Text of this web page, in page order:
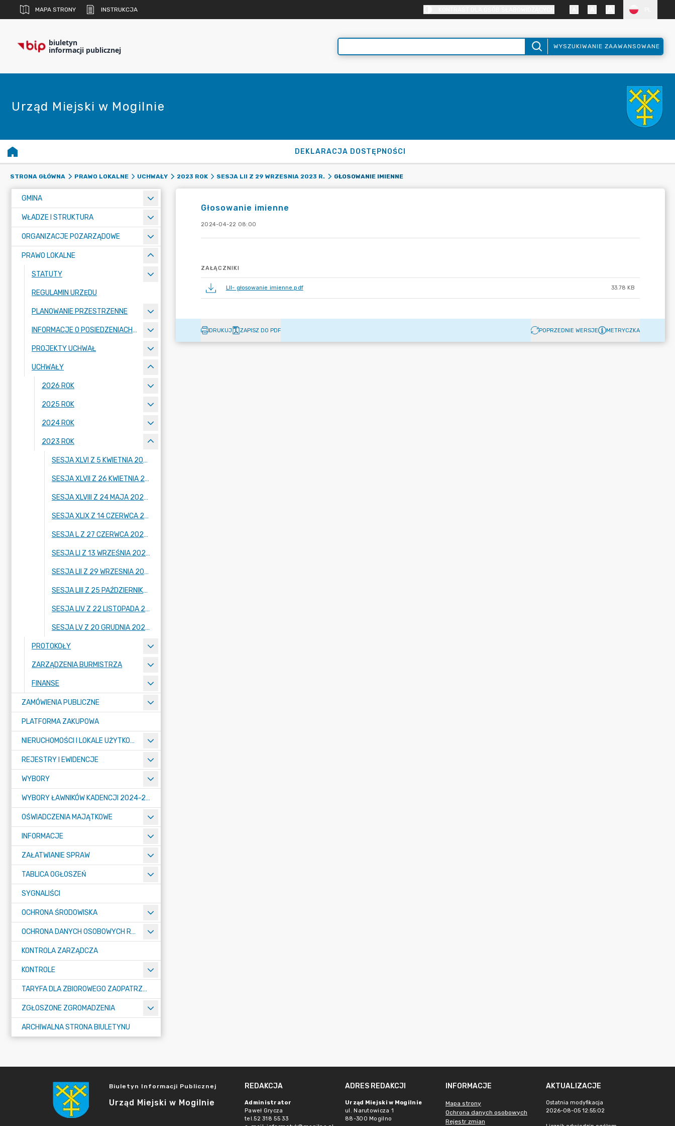
MAPA STRONY INSTRUKCJA
biuletyn
informacji publicznej WYSZUKIWANIE ZAAWANSOWANE
Urząd Miejski w Mogilnie
DEKLARACJA DOSTĘPNOŚCI
STRONA GŁÓWNA PRAWO LOKALNE UCHWAŁY 2023 ROK SESJA LII Z 29 WRZESNIA 2023 R. GŁOSOWANIE IMIENNE
GMINA
WŁADZE I STRUKTURA
ORGANIZACJE POZARZĄDOWE
PRAWO LOKALNE
STATUTY
REGULAMIN URZĘDU
PLANOWANIE PRZESTRZENNE
INFORMACJE O POSIEDZENIACH KOMISJI
PROJEKTY UCHWAŁ
UCHWAŁY
2026 ROK
2025 ROK
2024 ROK
2023 ROK
SESJA XLVI Z 5 KWIETNIA 2023 R.
SESJA XLVII Z 26 KWIETNIA 2023 R.
SESJA XLVIII Z 24 MAJA 2023 R.
SESJA XLIX Z 14 CZERWCA 2023 R.
SESJA L Z 27 CZERWCA 2023 R.
SESJA LI Z 13 WRZEŚNIA 2023 R.
SESJA LII Z 29 WRZESNIA 2023 R.
SESJA LIII Z 25 PAŹDZIERNIKA 2023 R.
SESJA LIV Z 22 LISTOPADA 2023 R.
SESJA LV Z 20 GRUDNIA 2023 R.
PROTOKOŁY
ZARZĄDZENIA BURMISTRZA
FINANSE
ZAMÓWIENIA PUBLICZNE
PLATFORMA ZAKUPOWA
NIERUCHOMOŚCI I LOKALE UŻYTKOWE
REJESTRY I EWIDENCJE
WYBORY
WYBORY ŁAWNIKÓW KADENCJI 2024-2027
OŚWIADCZENIA MAJĄTKOWE
INFORMACJE
ZAŁATWIANIE SPRAW
TABLICA OGŁOSZEŃ
SYGNALIŚCI
OCHRONA ŚRODOWISKA
OCHRONA DANYCH OSOBOWYCH RODO
KONTROLA ZARZĄDCZA
KONTROLE
TARYFA DLA ZBIOROWEGO ZAOPATRZENIA W WODĘ I ZBIOROWEGO ODPROWADZANIA ŚCIEKÓW
ZGŁOSZONE ZGROMADZENIA
ARCHIWALNA STRONA BIULETYNU
Głosowanie imienne
2024-04-22 08:00
ZAŁĄCZNIKI
LII- głosowanie imienne.pdf 33.78 KB
DRUKUJ ZAPISZ DO PDF POPRZEDNIE WERSJE METRYCZKA
Biuletyn Informacji Publicznej
Urząd Miejski w Mogilnie
REDAKCJA
Administrator
Paweł Grycza
tel.52 318 55 33
ADRES REDAKCJI
Urząd Miejski w Mogilnie
ul. Narutowicza 1
88-300 Mogilno
INFORMACJE
Mapa strony
Ochrona danych osobowych
Rejestr zmian
AKTUALIZACJE
Ostatnia modyfikacja
2026-08-05 12:55:02